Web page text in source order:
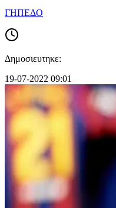
ΓΗΠΕΔΟ
Δημοσιευτηκε:
19-07-2022 09:01